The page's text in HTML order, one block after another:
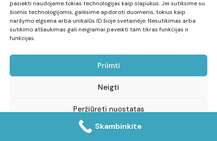
pasiekti naudojame tokias technologijas kaip slapukus. Jei sutiksime su
šiomis technologijomis, galėsime apdoroti duomenis, tokius kaip
naršymo elgsena arba unikalūs ID šioje svetainėje. Nesutikimas arba
sutikimo atšaukimas gali neigiamai paveikti tam tikras funkcijas ir
funkcijas.
Priimti
Neigti
Peržiūrėti nuostatas
Slapukų politikaPrivatumo pareiškimas
info@darboyra.lt
© Visos teisės saugomos darboyra.lt . Web sprendimas:
KibernetinePeleda.lt
Skambinkite